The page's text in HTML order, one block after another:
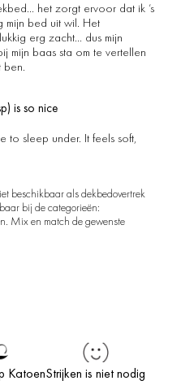
het zorgt ervoor dat ik ’s
mijn bed uit wil. Het
erg zacht… dus mijn
mijn baas sta om te vertellen
ben.
is so nice
to sleep under. It feels soft,
beschikbaar als dekbedovertrek
bij de categorieën:
Mix en match de gewenste
KatoenStrijken is niet nodig